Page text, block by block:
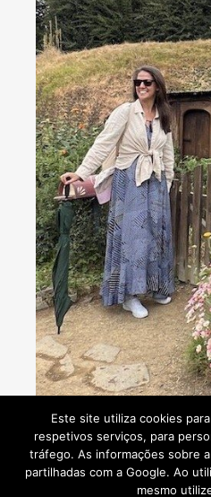
Consultoria de viagens
Este site utiliza cookies
respetivos serviços, para
tráfego. As informações sobre
partilhadas com a Google. Ao
mesmo